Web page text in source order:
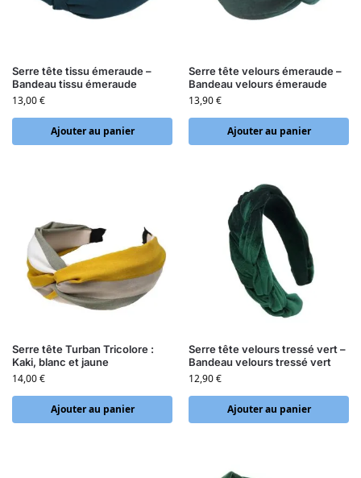
Serre tête tissu émeraude –
Bandeau tissu émeraude
13,00€
Ajouter au panier
Serre tête velours émeraude –
Bandeau velours émeraude
13,90€
Ajouter au panier
Serre tête Turban Tricolore :
Kaki, blanc et jaune
14,00€
Ajouter au panier
Serre tête velours tressé vert –
Bandeau velours tressé vert
12,90€
Ajouter au panier